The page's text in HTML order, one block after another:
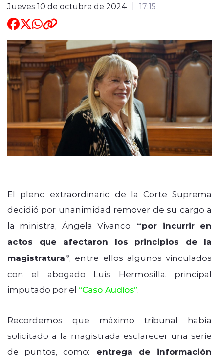
modo claro
Jueves 10 de octubre de 2024 17:15
El pleno extraordinario de la Corte Suprema
decidió por unanimidad remover de su cargo a
la ministra, Ángela Vivanco, “por incurrir en
actos que afectaron los principios de la
magistratura”, entre ellos algunos vinculados
con el abogado Luis Hermosilla, principal
imputado por el “Caso Audios”.
Recordemos que máximo tribunal había
solicitado a la magistrada esclarecer una serie
de puntos, como: entrega de información